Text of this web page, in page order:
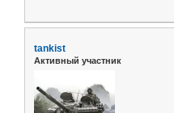
tankist
Активный участник